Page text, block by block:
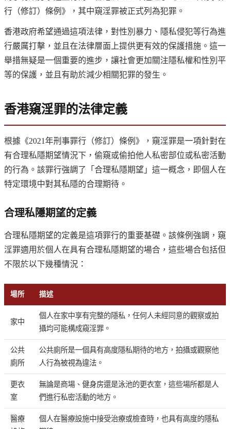
行（修訂）條例》，其中窺淫罪被正式列為犯罪。
香港政府希望通過這項法律，對性別暴力、隱私侵犯等行為進
行嚴厲打擊，並且在法律層面上提供更有效的保護措施。這一
舉措無疑是一個重要的進步，讓社會更加關注隱私權和性別平
等的保護，並且有助於減少相關犯罪的發生。
香港窺淫罪的法律定義
根據《2021年刑事罪行（修訂）條例》，窺淫罪是一項針對在
有合理私隱期望情況下，偷窺或偷拍他人私密部位或私密活動
的行為。該罪行強調了「合理私隱期望」這一概念，即個人在
特定環境中對其私隱的合理期待。
合理私隱期望的定義
合理私隱期望的定義是這項罪行的重要基礎。該條例強調，窺
淫罪適用於個人在具有合理私隱期望的場合，這些場合包括但
不限於以下幾種情況：
場所 描述
家中
個人在家中享有完整的隱私，任何人未經同意的觀察或拍
攝均可能構成窺淫罪。
公共
廁所
公共廁所是一個具有高度隱私期待的地方，拍攝或觀察他
人行為被視為違法。
更衣
室
無論是商場、健身房還是泳池的更衣室，這些場所都是人
們進行私密活動的地方。
醫療
個人在醫療設施中接受治療或檢查時，也具有高度的隱私